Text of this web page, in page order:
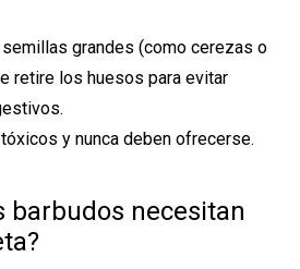
semillas grandes (como cerezas o
retire los huesos para evitar
y nunca deben ofrecerse.
barbudos necesitan